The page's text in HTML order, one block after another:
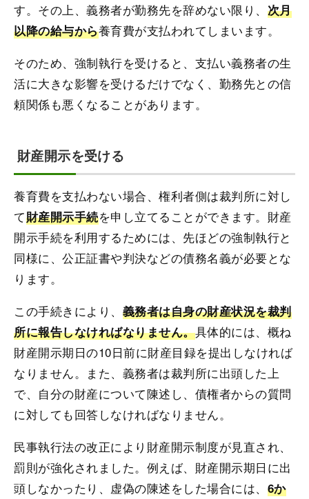
す。その上、義務者が勤務先を辞めない限り、 次月
以降の給与から養育費が支払われてしまいます。
そのため、強制執行を受けると、支払い義務者の生
活に大きな影響を受けるだけでなく、勤務先との信
頼関係も悪くなることがあります。
財産開示を受ける
養育費を支払わない場合、権利者側は裁判所に対し
て財産開示手続を申し立てることができます。財産
開示手続を利用するためには、先ほどの強制執行と
同様に、公正証書や判決などの債務名義が必要とな
ります。
この手続きにより、 義務者は自身の財産状況を裁判
所に報告しなければなりません。具体的には、概ね
財産開示期日の10日前に財産目録を提出しなければ
なりません。また、義務者は裁判所に出頭した上
で、自分の財産について陳述し、債権者からの質問
に対しても回答しなければなりません。
民事執行法の改正により財産開示制度が見直され、
罰則が強化されました。例えば、財産開示期日に出
頭しなかったり、虚偽の陳述をした場合には、 6か